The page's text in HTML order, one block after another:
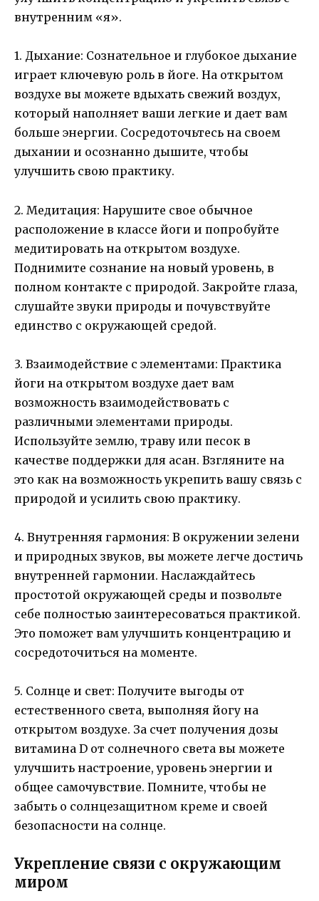
внутренним «я».
1. Дыхание: Сознательное и глубокое дыхание
играет ключевую роль в йоге. На открытом
воздухе вы можете вдыхать свежий воздух,
который наполняет ваши легкие и дает вам
больше энергии. Сосредоточьтесь на своем
дыхании и осознанно дышите, чтобы
улучшить свою практику.
2. Медитация: Нарушите свое обычное
расположение в классе йоги и попробуйте
медитировать на открытом воздухе.
Поднимите сознание на новый уровень, в
полном контакте с природой. Закройте глаза,
слушайте звуки природы и почувствуйте
единство с окружающей средой.
3. Взаимодействие с элементами: Практика
йоги на открытом воздухе дает вам
возможность взаимодействовать с
различными элементами природы.
Используйте землю, траву или песок в
качестве поддержки для асан. Взгляните на
это как на возможность укрепить вашу связь с
природой и усилить свою практику.
4. Внутренняя гармония: В окружении зелени
и природных звуков, вы можете легче достичь
внутренней гармонии. Наслаждайтесь
простотой окружающей среды и позвольте
себе полностью заинтересоваться практикой.
Это поможет вам улучшить концентрацию и
сосредоточиться на моменте.
5. Солнце и свет: Получите выгоды от
естественного света, выполняя йогу на
открытом воздухе. За счет получения дозы
витамина D от солнечного света вы можете
улучшить настроение, уровень энергии и
общее самочувствие. Помните, чтобы не
забыть о солнцезащитном креме и своей
безопасности на солнце.
Укрепление связи с окружающим
миром